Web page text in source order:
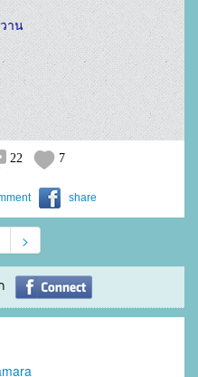
าน
22 7
share
>